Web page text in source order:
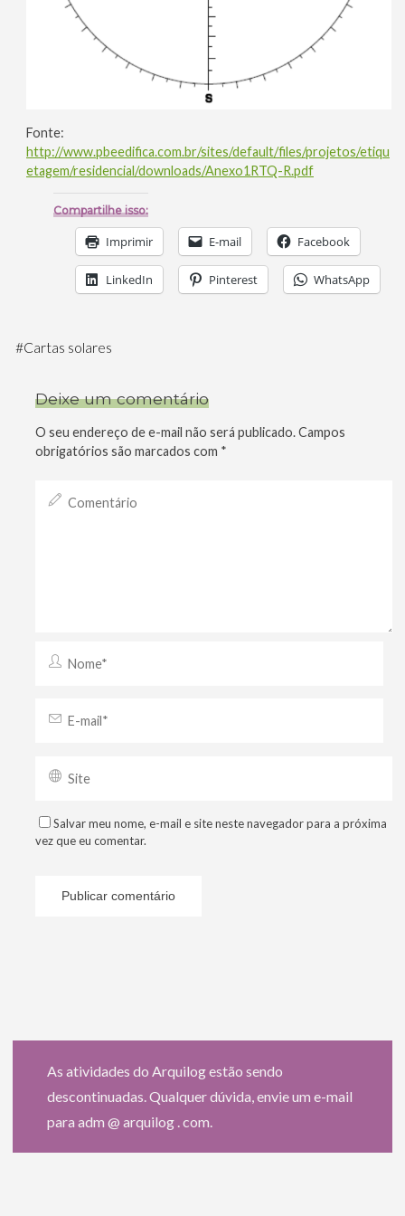
Fonte:
http://www.pbeedifica.com.br/sites/default/files/projetos/etiqu
etagem/residencial/downloads/Anexo1RTQ-R.pdf
Compartilhe isso:
Imprimir E-mail Facebook
LinkedIn Pinterest WhatsApp
#Cartas solares
Deixe um comentário
O seu endereço de e-mail não será publicado.Campos
obrigatórios são marcados com *
Salvar meu nome, e-mail e site neste navegador para a próxima
vez que eu comentar.
As atividades do Arquilog estão sendo
descontinuadas. Qualquer dúvida, envie um e-mail
para adm @ arquilog . com.